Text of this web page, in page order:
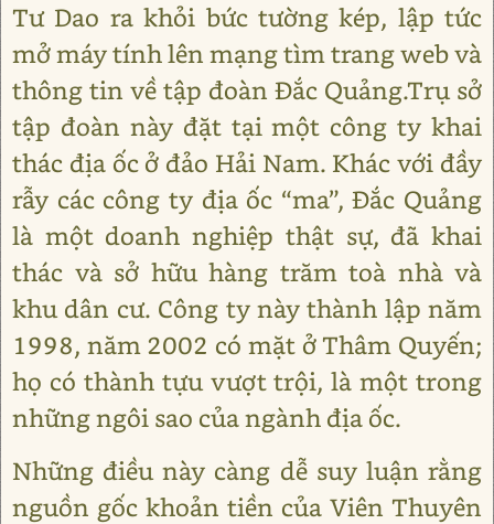
Tư Dao ra khỏi bức tường kép, lập tức
mở máy tính lên mạng tìm trang web và
thông tin về tập đoàn Đắc Quảng.Trụ sở
tập đoàn này đặt tại một công ty khai
thác địa ốc ở đảo Hải Nam. Khác với đầy
rẫy các công ty địa ốc “ma”, Đắc Quảng
là một doanh nghiệp thật sự, đã khai
thác và sở hữu hàng trăm toà nhà và
khu dân cư. Công ty này thành lập năm
1998, năm 2002 có mặt ở Thâm Quyến;
họ có thành tựu vượt trội, là một trong
những ngôi sao của ngành địa ốc.
Những điều này càng dễ suy luận rằng
nguồn gốc khoản tiền của Viên Thuyên